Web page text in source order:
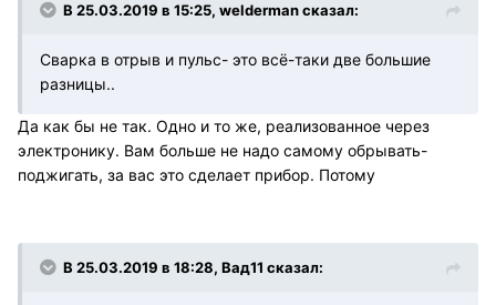
В 25.03.2019 в 15:25, welderman сказал:
Сварка в отрыв и пульс- это всё-таки две большие
разницы..
Да как бы не так. Одно и то же, реализованное через
электронику. Вам больше не надо самому обрывать-
поджигать, за вас это сделает прибор. Потому
В 25.03.2019 в 18:28, Вад11 сказал: